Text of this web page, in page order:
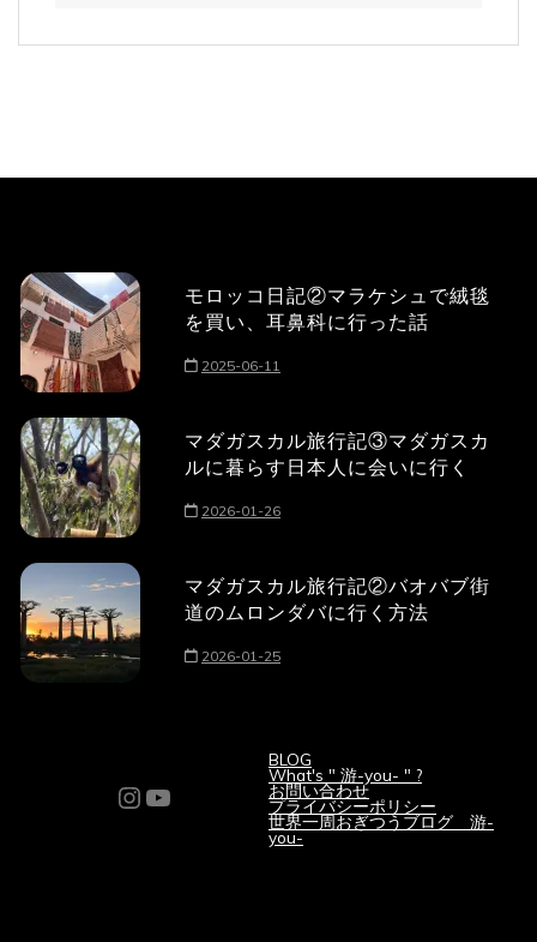
モロッコ日記②マラケシュで絨毯
を買い、耳鼻科に行った話
2025-06-11
マダガスカル旅行記③マダガスカ
ルに暮らす日本人に会いに行く
2026-01-26
マダガスカル旅行記②バオバブ街
道のムロンダバに行く方法
2026-01-25
Instagram
YouTube
BLOG
What's " 游-you- " ?
お問い合わせ
プライバシーポリシー
世界一周おぎつうブログ 游-
you-